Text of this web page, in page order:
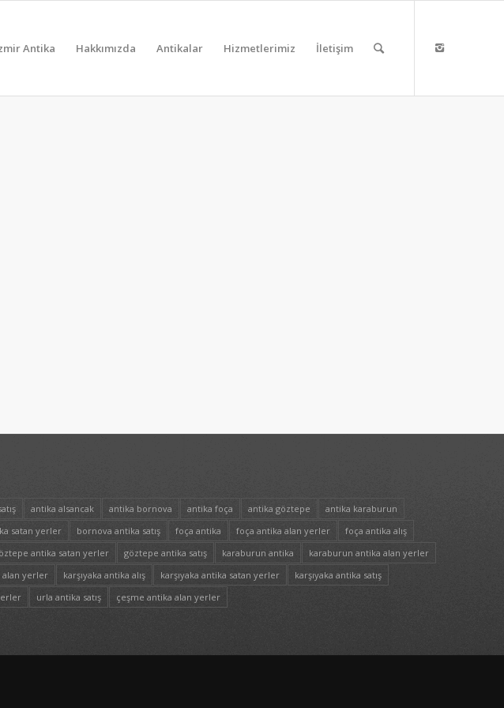
Antika Hakkımızda Antikalar Hizmetlerimiz İletişim
antika alsancak antika bornova antika foça antika göztepe
antika karaburun
satan yerler bornova antika satış foça antika foça antika alan yerler
foça antika alış
antika satan yerler göztepe antika satış karaburun antika
karaburun antika alan yerler
alan yerler karşıyaka antika alış karşıyaka antika satan yerler
karşıyaka antika satış
urla antika satış çeşme antika alan yerler